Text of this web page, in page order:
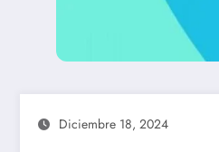
Diciembre 18, 2024